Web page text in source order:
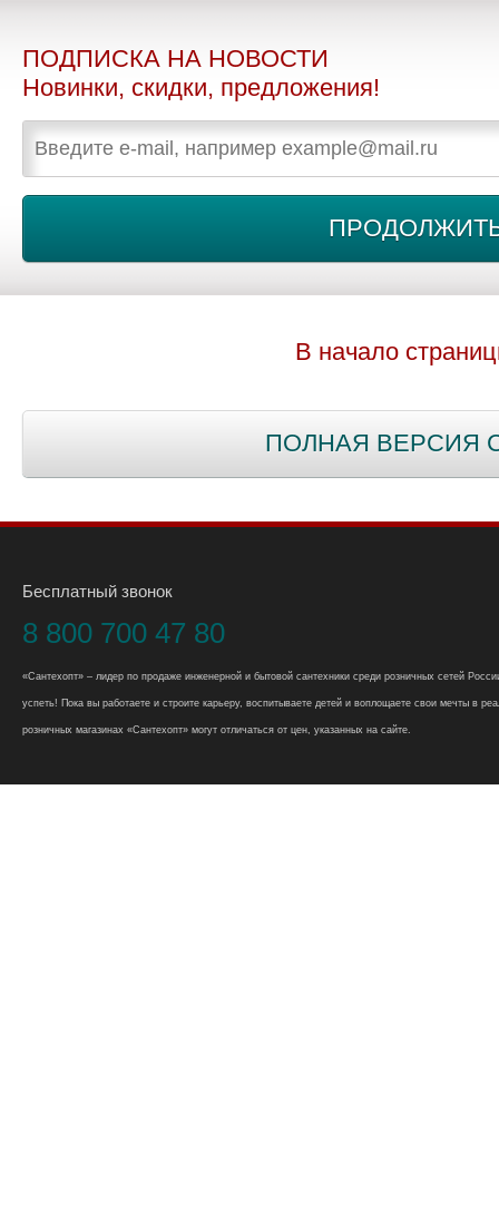
ПОДПИСКА НА НОВОСТИ
Новинки, скидки, предложения!
В начало
ПОЛНАЯ ВЕРСИЯ
Бесплатный звонок
8 800 700 47 80
«Сантехопт» – лидер по продаже инженерной и бытовой сантехники среди розничных сетей
успеть! Пока вы работаете и строите карьеру, воспитываете детей и воплощаете свои мечты в
розничных магазинах «Сантехопт» могут отличаться от цен, указанных на сайте.